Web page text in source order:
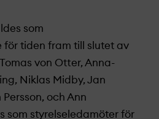
som
för tiden fram till slutet av
von Otter, Anna-
Niklas Midby, Jan
och Ann
som styrelseledamöter för